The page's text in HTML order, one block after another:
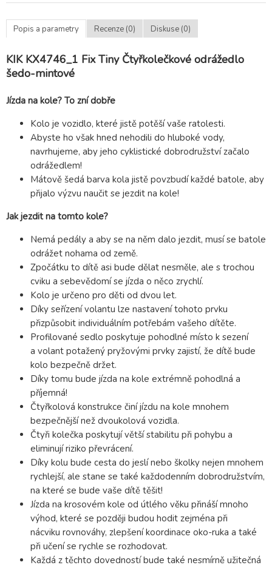
Popis a parametry Recenze (0) Diskuse (0)
KIK KX4746_1 Fix Tiny Čtyřkolečkové odrážedlo
šedo-mintové
Jízda na kole? To zní dobře
Kolo je vozidlo, které jistě potěší vaše ratolesti.
Abyste ho však hned nehodili do hluboké vody,
navrhujeme, aby jeho cyklistické dobrodružství začalo
odrážedlem!
Mátově šedá barva kola jistě povzbudí každé batole, aby
přijalo výzvu naučit se jezdit na kole!
Jak jezdit na tomto kole?
Nemá pedály a aby se na něm dalo jezdit, musí se batole
odrážet nohama od země.
Zpočátku to dítě asi bude dělat nesměle, ale s trochou
cviku a sebevědomí se jízda o něco zrychlí.
Kolo je určeno pro děti od dvou let.
Díky seřízení volantu lze nastavení tohoto prvku
přizpůsobit individuálním potřebám vašeho dítěte.
Profilované sedlo poskytuje pohodlné místo k sezení
a volant potažený pryžovými prvky zajistí, že dítě bude
kolo bezpečně držet.
Díky tomu bude jízda na kole extrémně pohodlná a
příjemná!
Čtyřkolová konstrukce činí jízdu na kole mnohem
bezpečnější než dvoukolová vozidla.
Čtyři kolečka poskytují větší stabilitu při pohybu a
eliminují riziko převrácení.
Díky kolu bude cesta do jeslí nebo školky nejen mnohem
rychlejší, ale stane se také každodenním dobrodružstvím,
na které se bude vaše dítě těšit!
Jízda na krosovém kole od útlého věku přináší mnoho
výhod, které se později budou hodit zejména při
nácviku rovnováhy, zlepšení koordinace oko-ruka a také
při učení se rychle se rozhodovat.
Každá z těchto dovedností bude také nesmírně užitečná